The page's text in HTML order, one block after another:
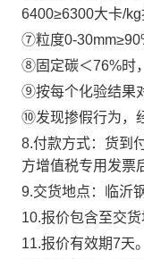
6400≥6300大卡/kg
⑦粒度0-
⑧固定碳＜76%时
⑨按每个化验结果
⑩发现掺假行为，
8.付款方式：货到
方增值税专用发票
9.交货地点： 临沂
10.报价包含至交
11.报价有效期7天。